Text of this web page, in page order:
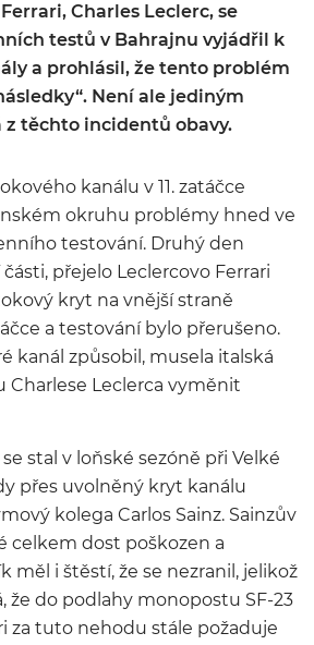
Charles Leclerc, se
testů v Bahrajnu vyjádřil k
a prohlásil, že tento problém
Není ale jediným
těchto incidentů obavy.
kanálu v 11. zatáčce
okruhu problémy hned ve
testování. Druhý den
přejelo Leclercovo Ferrari
kryt na vnější straně
a testování bylo přerušeno.
kanál způsobil, musela italská
Charlese Leclerca vyměnit
stal v loňské sezóně při Velké
přes uvolněný kryt kanálu
kolega Carlos Sainz. Sainzův
celkem dost poškozen a
měl i štěstí, že se nezranil, jelikož
že do podlahy monopostu SF-23
za tuto nehodu stále požaduje